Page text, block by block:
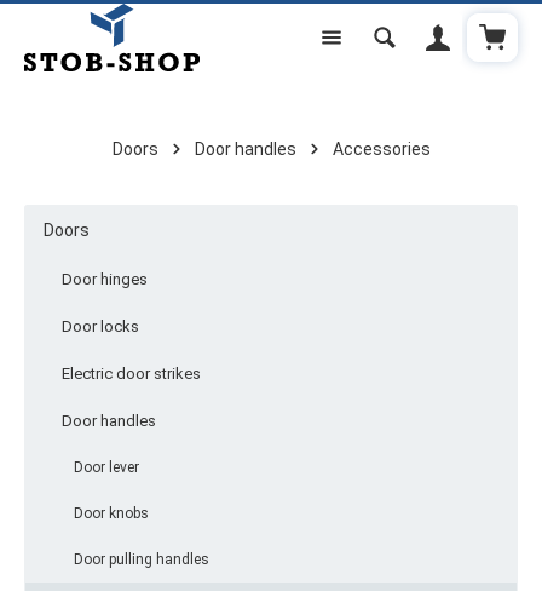
Skip to main content
Doors Door handles Accessories
Doors
Door hinges
Door locks
Electric door strikes
Door handles
Door lever
Door knobs
Door pulling handles